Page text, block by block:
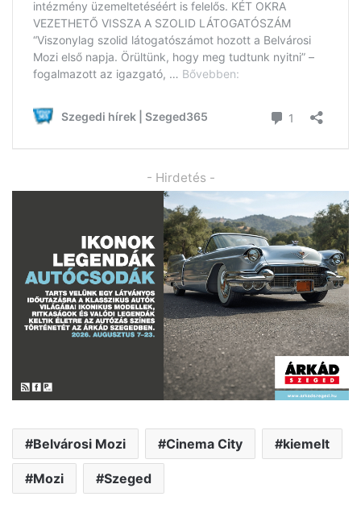
- Hirdetés -
Belvárosi Mozi Cinema City kiemelt
Mozi Szeged